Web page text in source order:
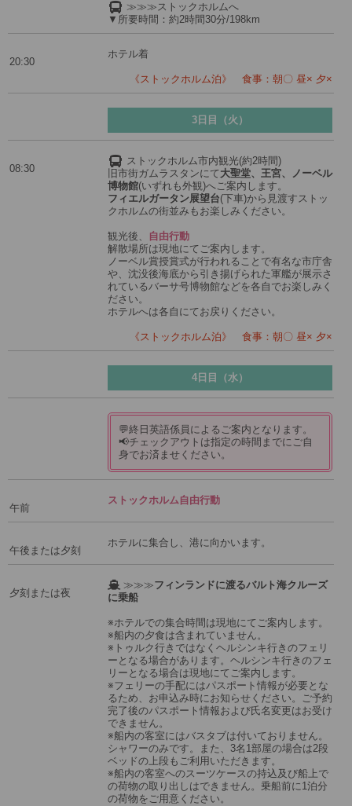
≫≫≫ストックホルムへ
▼所要時間：約2時間30分/198km
20:30
ホテル着
《ストックホルム泊》 食事：朝〇 昼× 夕×
3日目（火）
08:30
ストックホルム市内観光(約2時間)
旧市街ガムラスタンにて大聖堂、王宮、ノーベル
博物館(いずれも外観)へご案内します。
フィエルガータン展望台(下車)から見渡すストッ
クホルムの街並みもお楽しみください。
観光後、
自由行動
解散場所は現地にてご案内します。
ノーベル賞授賞式が行われることで有名な市庁舎
や、沈没後海底から引き揚げられた軍艦が展示さ
れているバーサ号博物館などを各自でお楽しみく
ださい。
ホテルへは各自にてお戻りください。
《ストックホルム泊》 食事：朝〇 昼× 夕×
4日目（水）
💬終日英語係員によるご案内となります。
📢チェックアウトは指定の時間までにご自
身でお済ませください。
午前
ストックホルム自由行動
午後または夕刻
ホテルに集合し、港に向かいます。
夕刻または夜
≫≫≫フィンランドに渡るバルト海クルーズ
に乗船
※ホテルでの集合時間は現地にてご案内します。
※船内の夕食は含まれていません。
※トゥルク行きではなくヘルシンキ行きのフェリ
ーとなる場合があります。ヘルシンキ行きのフェ
リーとなる場合は現地にてご案内します。
※フェリーの手配にはパスポート情報が必要とな
るため、お申込み時にお知らせください。ご予約
完了後のパスポート情報および氏名変更はお受け
できません。
※船内の客室にはバスタブは付いておりません。
シャワーのみです。また、3名1部屋の場合は2段
ベッドの上段もご利用いただきます。
※船内の客室へのスーツケースの持込及び船上で
の荷物の取り出しはできません。乗船前に1泊分
の荷物をご用意ください。